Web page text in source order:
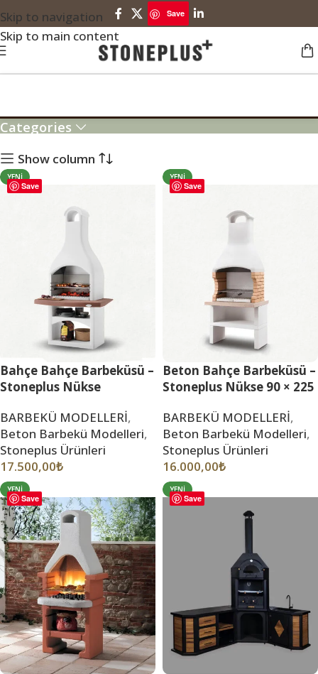
Skip to navigation
Skip to main content
Save
Categories
Show column
Save
YENI
Bahçe Bahçe Barbeküsü –
Stoneplus Nükse
BARBEKÜ MODELLERİ,
Beton Barbekü Modelleri,
Stoneplus Ürünleri
17.500,00₺
Save
YENI
Beton Bahçe Barbeküsü –
Stoneplus Nükse 90 × 225
BARBEKÜ MODELLERİ,
Beton Barbekü Modelleri,
Stoneplus Ürünleri
16.000,00₺
Save
YENI
Save
YENI